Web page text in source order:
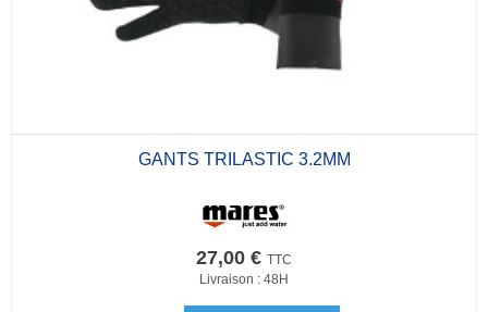
GANTS TRILASTIC 3.2MM
27,00 € TTC
Livraison : 48H